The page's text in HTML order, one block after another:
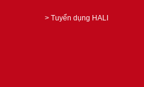
> Tuyển dụng HALI